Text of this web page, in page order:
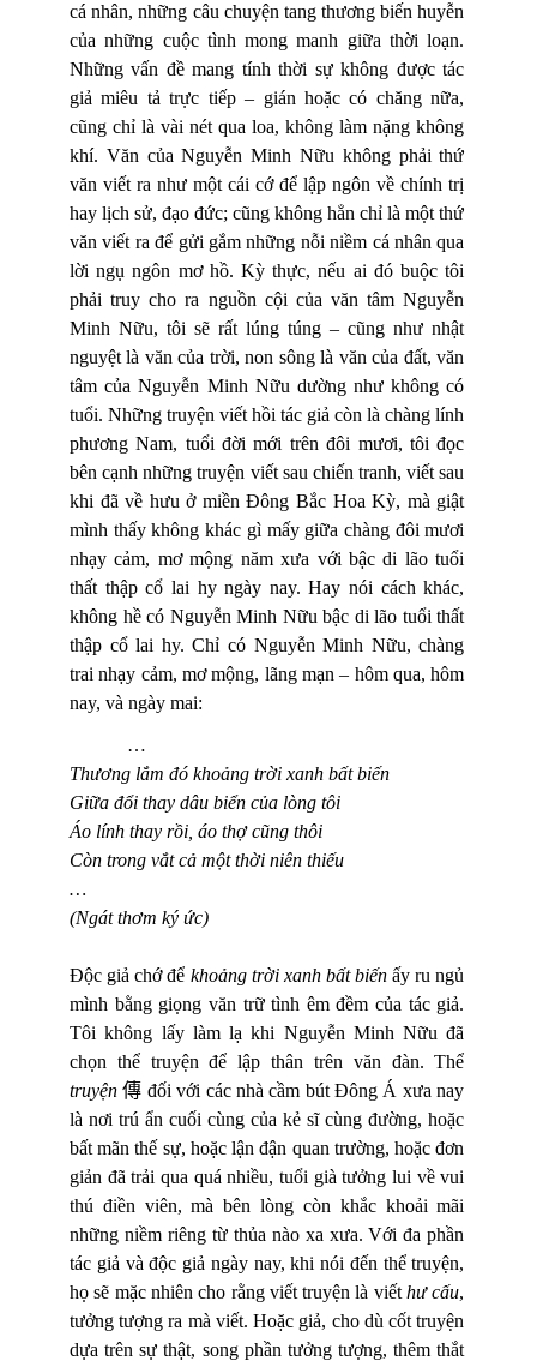
cá nhân, những câu chuyện tang thương biến huyễn
của những cuộc tình mong manh giữa thời loạn.
Những vấn đề mang tính thời sự không được tác
giả miêu tả trực tiếp – gián hoặc có chăng nữa,
cũng chỉ là vài nét qua loa, không làm nặng không
khí. Văn của Nguyễn Minh Nữu không phải thứ
văn viết ra như một cái cớ để lập ngôn về chính trị
hay lịch sử, đạo đức; cũng không hẳn chỉ là một thứ
văn viết ra để gửi gắm những nỗi niềm cá nhân qua
lời ngụ ngôn mơ hồ. Kỳ thực, nếu ai đó buộc tôi
phải truy cho ra nguồn cội của văn tâm Nguyễn
Minh Nữu, tôi sẽ rất lúng túng – cũng như nhật
nguyệt là văn của trời, non sông là văn của đất, văn
tâm của Nguyễn Minh Nữu dường như không có
tuổi. Những truyện viết hồi tác giả còn là chàng lính
phương Nam, tuổi đời mới trên đôi mươi, tôi đọc
bên cạnh những truyện viết sau chiến tranh, viết sau
khi đã về hưu ở miền Đông Bắc Hoa Kỳ, mà giật
mình thấy không khác gì mấy giữa chàng đôi mươi
nhạy cảm, mơ mộng năm xưa với bậc di lão tuổi
thất thập cổ lai hy ngày nay. Hay nói cách khác,
không hề có Nguyễn Minh Nữu bậc di lão tuổi thất
thập cổ lai hy. Chỉ có Nguyễn Minh Nữu, chàng
trai nhạy cảm, mơ mộng, lãng mạn – hôm qua, hôm
nay, và ngày mai:
…
Thương lắm đó khoảng trời xanh bất biến
Giữa đổi thay dâu biển của lòng tôi
Áo lính thay rồi, áo thợ cũng thôi
Còn trong vắt cả một thời niên thiếu
…
(Ngát thơm ký ức)
Độc giả chớ để khoảng trời xanh bất biến ấy ru ngủ
mình bằng giọng văn trữ tình êm đềm của tác giả.
Tôi không lấy làm lạ khi Nguyễn Minh Nữu đã
chọn thể truyện để lập thân trên văn đàn.Thể
truyện 傳 đối với các nhà cầm bútĐông Á xưa nay
là nơi trú ẩn cuối cùng của kẻ sĩ cùng đường, hoặc
bất mãn thế sự, hoặc lận đận quan trường, hoặc đơn
giản đã trải qua quá nhiều, tuổi già tưởng lui về vui
thú điền viên, mà bên lòng còn khắc khoải mãi
những niềm riêng từ thủa nào xa xưa. Với đa phần
tác giả và độc giả ngày nay, khi nói đến thể truyện,
họ sẽ mặc nhiên cho rằng viết truyện là viếthư cấu,
tưởng tượng ra mà viết. Hoặc giả, cho dù cốt truyện
dựa trên sự thật, song phần tưởng tượng, thêm thắt